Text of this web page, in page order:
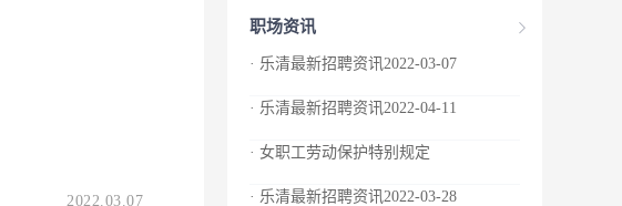
2022.03.07
职场资讯
· 乐清最新招聘资讯2022-03-07
· 乐清最新招聘资讯2022-04-11
· 女职工劳动保护特别规定
· 乐清最新招聘资讯2022-03-28